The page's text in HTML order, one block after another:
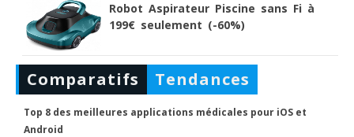
Robot Aspirateur Piscine sans Fi à
199€ seulement (-60%)
Comparatifs Tendances
Top 8 des meilleures applications médicales pour iOS et
Android